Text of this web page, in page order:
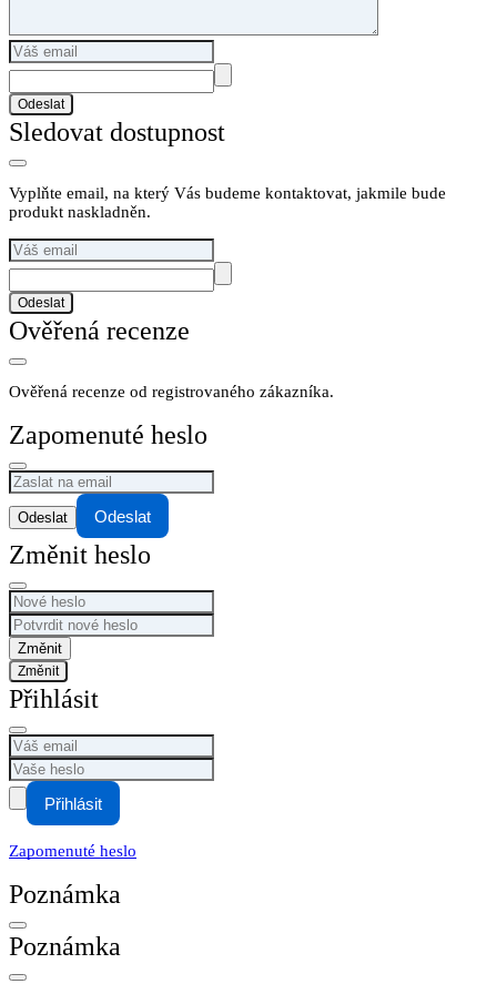
Odeslat
Sledovat dostupnost
Vyplňte email, na který Vás budeme kontaktovat, jakmile bude
produkt naskladněn.
Odeslat
Ověřená recenze
Ověřená recenze od registrovaného zákazníka.
Zapomenuté heslo
Odeslat
Změnit heslo
Změnit
Přihlásit
Přihlásit
Zapomenuté heslo
Poznámka
Poznámka